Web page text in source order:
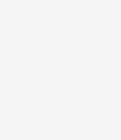
Топпосадовцю Повітряних Сил